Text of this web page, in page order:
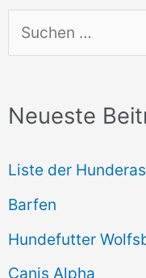
u
h
n
n
a
c
Neueste
Liste der
Barfen
Hundefutter
Canis Alpha